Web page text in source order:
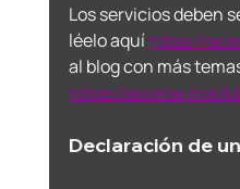
Los servicios deben
léelo aquí https://
al blog con más
https://acortar.link/
Declaración de